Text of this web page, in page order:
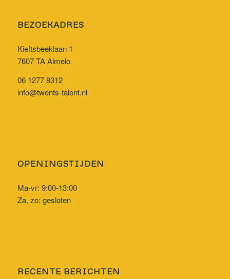
BEZOEKADRES
Kieftsbeeklaan 1
7607 TA Almelo
06 1277 8312
info@twents-talent.nl
OPENINGSTIJDEN
Ma-vr: 9:00-13:00
Za, zo: gesloten
RECENTE BERICHTEN